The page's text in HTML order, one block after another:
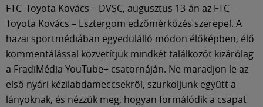
FTC–Toyota Kovács – DVSC, augusztus 13-án az FTC–
Toyota Kovács – Esztergom edzőmérkőzés szerepel. A
hazai sportmédiában egyedülálló módon élőképben, élő
kommentálással közvetítjük mindkét találkozót kizárólag
a FradiMédia YouTube+ csatornáján. Ne maradjon le az
első nyári kézilabdameccsekről, szurkoljunk együtt a
lányoknak, és nézzük meg, hogyan formálódik a csapat